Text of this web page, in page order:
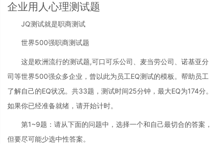
企业用人心理测试题
JQ测试就是职商测试
世界500强职商测试题
这是欧洲流行的测试题,可口可乐公司、麦当劳公司、诺基亚分
司等世界500强众多企业，曾以此为员工EQ测试的模板。帮助员工
了解自己的EQ状况。共33题，测试时间25分钟，最大EQ为174分。
如果你已经准备就绪，请开始计时。
第1~9题：请从下面的问题中，选择一个和自己最切合的答案，
但要尽可能少选中性答案。